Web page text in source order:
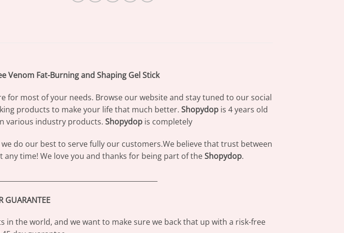
Venom Fat-Burning and Shaping Gel Stick
for most of your needs. Browse our website and stay tuned to our social
products to make your life that much better. Shopydopis 4 years old
various industry products. Shopydopis completely
do our best to serve fully our customers.We believe that trust between
any time! We love you and thanks for being part of theShopydop.
GUARANTEE
the world, and we want to make sure we back that up with a risk-free